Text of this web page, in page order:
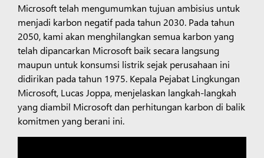
Microsoft telah mengumumkan tujuan ambisius untuk
menjadi karbon negatif pada tahun 2030. Pada tahun
2050, kami akan menghilangkan semua karbon yang
telah dipancarkan Microsoft baik secara langsung
maupun untuk konsumsi listrik sejak perusahaan ini
didirikan pada tahun 1975. Kepala Pejabat Lingkungan
Microsoft, Lucas Joppa, menjelaskan langkah-langkah
yang diambil Microsoft dan perhitungan karbon di balik
komitmen yang berani ini.